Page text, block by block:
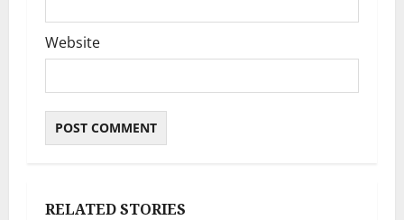
Website
RELATED STORIES